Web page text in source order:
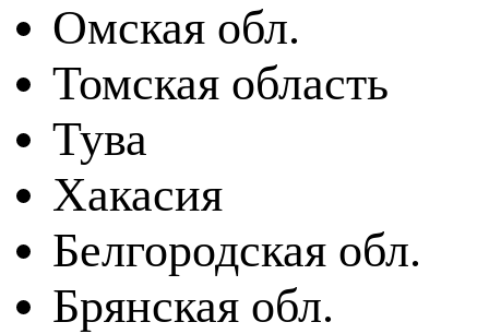
Омская обл.
Томская область
Тува
Хакасия
Белгородская обл.
Брянская обл.